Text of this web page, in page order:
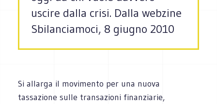
uscire dalla crisi. Dalla webzine
Sbilanciamoci, 8 giugno 2010
Si allarga il movimento per una nuova
tassazione sulle transazioni finanziarie,